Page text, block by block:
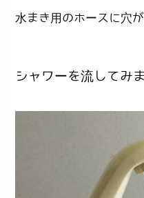
水まき用のホースに穴
シャワーを流してみ